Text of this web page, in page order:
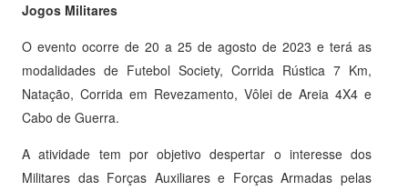
Jogos Militares
O evento ocorre de 20 a 25 de agosto de 2023 e terá as
modalidades de Futebol Society, Corrida Rústica 7 Km,
Natação, Corrida em Revezamento, Vôlei de Areia 4X4 e
Cabo de Guerra.
A atividade tem por objetivo despertar o interesse dos
Militares das Forças Auxiliares e Forças Armadas pelas